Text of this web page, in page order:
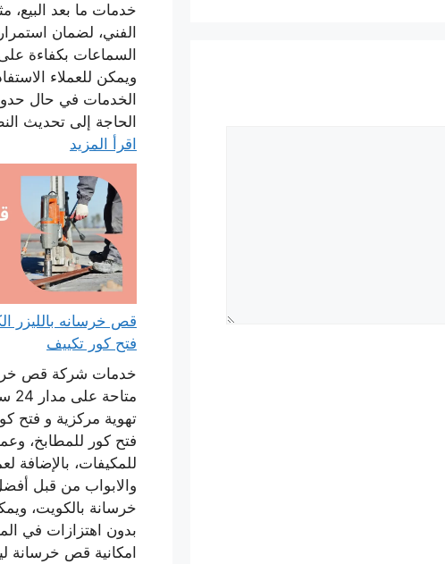
خدمات ما بعد البيع،
الفني، لضمان
السماعات بكفاءة
ويمكن للعملاء
الخدمات في حال
الحاجة إلى تحديث
اقرأ المزيد
فتح كور تكييف
خدمات شركة قص
تهوية مركزية و فتح
فتح كور للمطابخ،
للمكيفات، بالإضافة
والابواب من قبل
خرسانة بالكويت،
بدون اهتزازات في
امكانية قص خرسانة